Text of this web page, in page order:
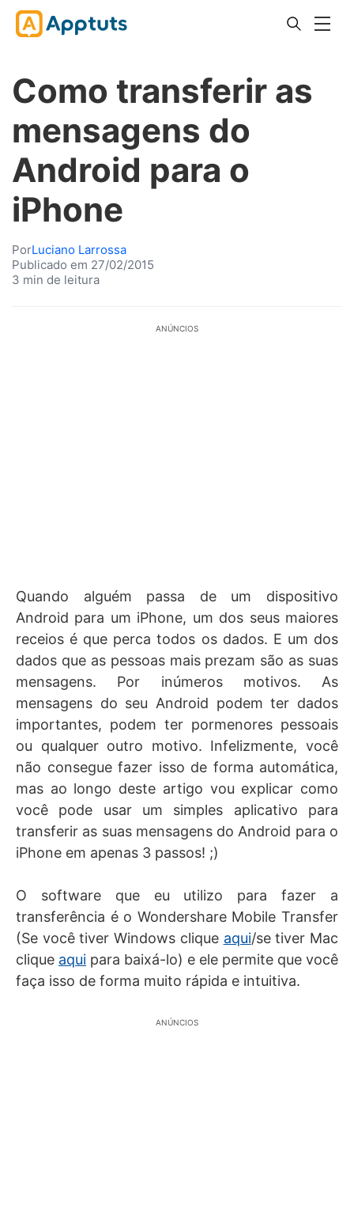
Como transferir as
mensagens do
Android para o
iPhone
PorLuciano Larrossa
Publicado em 27/02/2015
3 min de leitura
ANÚNCIOS
Quando alguém passa de um dispositivo
Android para um iPhone, um dos seus maiores
receios é que perca todos os dados. E um dos
dados que as pessoas mais prezam são as suas
mensagens. Por inúmeros motivos. As
mensagens do seu Android podem ter dados
importantes, podem ter pormenores pessoais
ou qualquer outro motivo. Infelizmente, você
não consegue fazer isso de forma automática,
mas ao longo deste artigo vou explicar como
você pode usar um simples aplicativo para
transferir as suas mensagens do Android para o
iPhone em apenas 3 passos! ;)
O software que eu utilizo para fazer a
transferência é o Wondershare Mobile Transfer
(Se você tiver Windows clique aqui/se tiver Mac
clique aqui para baixá-lo) e ele permite que você
faça isso de forma muito rápida e intuitiva.
ANÚNCIOS